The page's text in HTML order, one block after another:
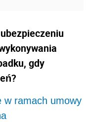
gdy
w ramach umowy